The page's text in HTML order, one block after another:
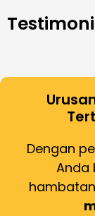
Testimoni
Dengan
Anda